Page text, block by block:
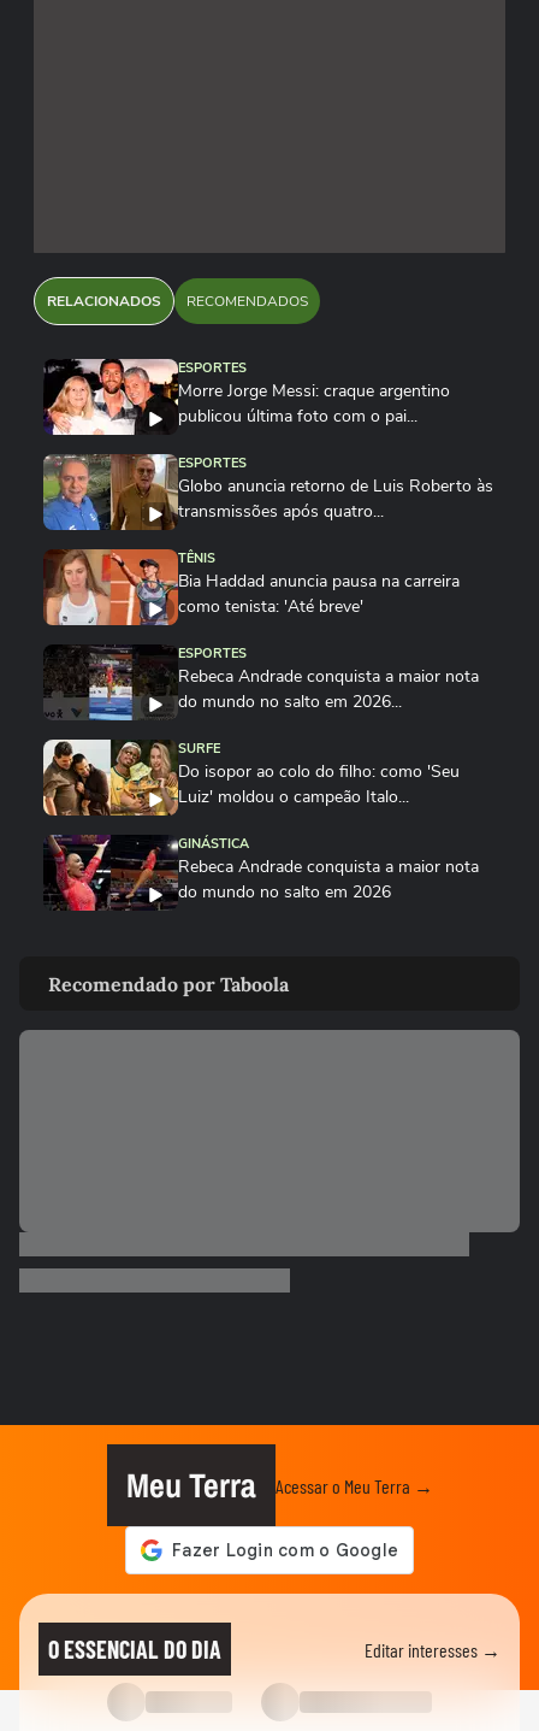
RELACIONADOS RECOMENDADOS
ESPORTES
Morre Jorge Messi: craque argentino
publicou última foto com o pai...
ESPORTES
Globo anuncia retorno de Luis Roberto às
transmissões após quatro...
TÊNIS
Bia Haddad anuncia pausa na carreira
como tenista: 'Até breve'
ESPORTES
Rebeca Andrade conquista a maior nota
do mundo no salto em 2026...
SURFE
Do isopor ao colo do filho: como 'Seu
Luiz' moldou o campeão Italo...
GINÁSTICA
Rebeca Andrade conquista a maior nota
do mundo no salto em 2026
contra a mulher nos 20 anos...
ESPORTES
retirada de tumor
Gui, torcedor do Vasco, comemora
classificação do time na Copa do...
Vozinha é apresentado com festa no
Colo-Colo após destaque na Copa...
Raio atinge estádio na Tailândia, mata um
Recomendado por Taboola
Meu Terra Acessar o Meu Terra →
O ESSENCIAL DO DIA Editar interesses →